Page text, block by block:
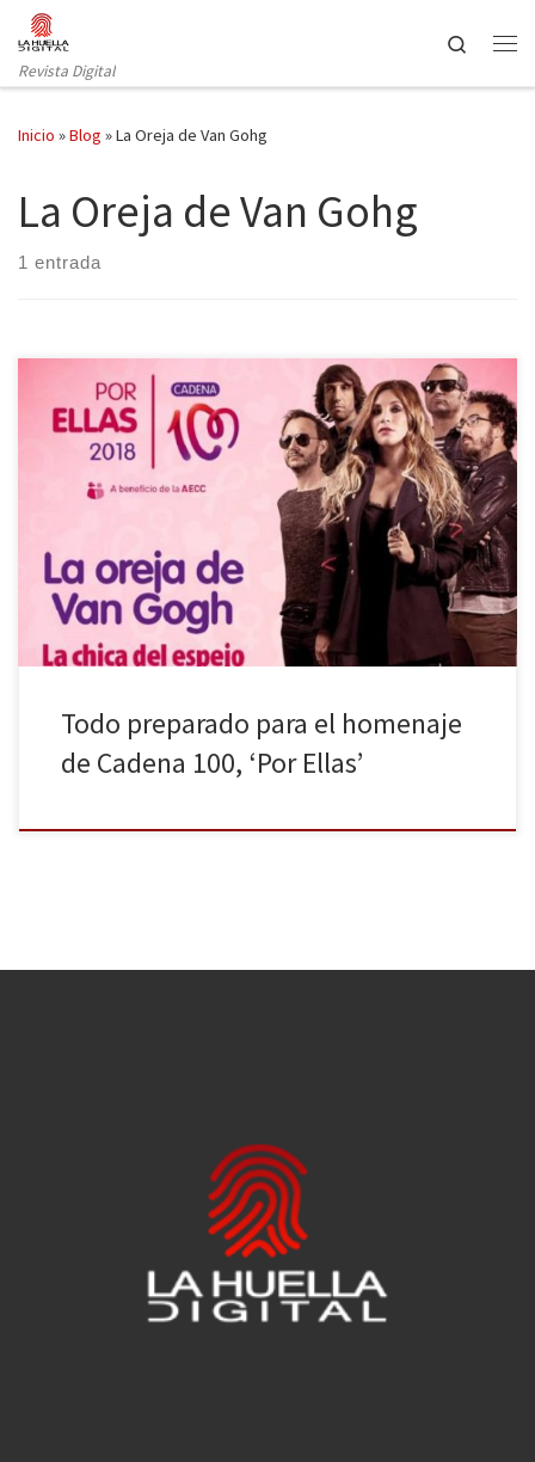
Saltar al contenido
Revista Digital
Search
Inicio »Blog »La Oreja de Van Gohg
La Oreja de Van Gohg
1 entrada
Un año más Cadena 100 se une a la lucha contra el cáncer de
mama con la celebración del concierto solidario por y para ellas,
en el que se darán cita lo más granado del panorama musical
español y parte del extranjero. La cita es el 20 de octubre, con
[…]
Todo preparado para el homenaje
de Cadena 100, ‘Por Ellas’